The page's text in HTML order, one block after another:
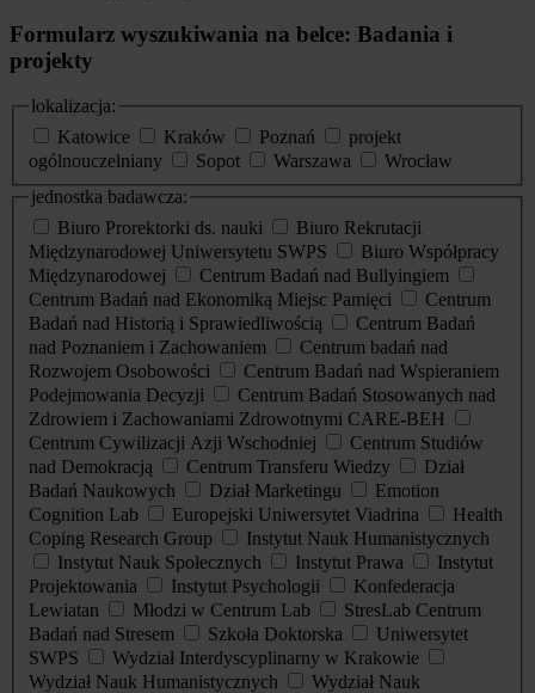
Formularz wyszukiwania na belce: Badania i
projekty
lokalizacja:
Katowice
Kraków Poznań
projekt
ogólnouczelniany
Sopot Warszawa
Wrocław
jednostka badawcza:
Biuro Prorektorki ds. nauki
Biuro Rekrutacji
Międzynarodowej Uniwersytetu SWPS
Biuro Współpracy
Międzynarodowej
Centrum Badań nad Bullyingiem
Centrum Badań nad Ekonomiką Miejsc Pamięci
Centrum
Badań nad Historią i Sprawiedliwością
Centrum Badań
nad Poznaniem i Zachowaniem
Centrum badań nad
Rozwojem Osobowości
Centrum Badań nad Wspieraniem
Podejmowania Decyzji
Centrum Badań Stosowanych nad
Zdrowiem i Zachowaniami Zdrowotnymi CARE-BEH
Centrum Cywilizacji Azji Wschodniej
Centrum Studiów
nad Demokracją
Centrum Transferu Wiedzy
Dział
Badań Naukowych
Dział Marketingu
Emotion
Cognition Lab
Europejski Uniwersytet Viadrina
Health
Coping Research Group
Instytut Nauk Humanistycznych
Instytut Nauk Społecznych
Instytut Prawa
Instytut
Projektowania
Instytut Psychologii
Konfederacja
Lewiatan
Młodzi w Centrum Lab
StresLab Centrum
Badań nad Stresem
Szkoła Doktorska
Uniwersytet
SWPS
Wydział Interdyscyplinarny w Krakowie
Wydział Nauk Humanistycznych
Wydział Nauk